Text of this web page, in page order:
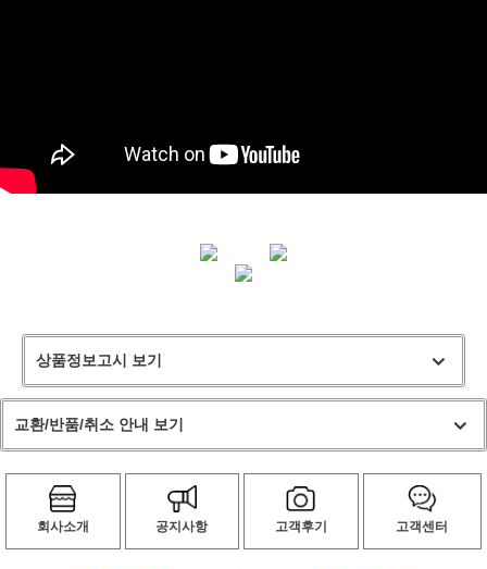
상품정보고시 보기
교환/반품/취소 안내 보기
회사소개 공지사항 고객후기 고객센터